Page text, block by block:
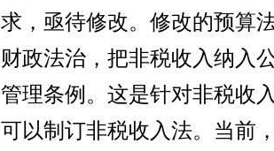
求，亟待修改。修改的预算
财政法治，把非税收入纳入
管理条例。这是针对非税收
可以制订非税收入法。当前